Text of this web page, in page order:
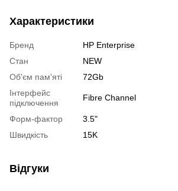
Характеристики
Бренд
HP Enterprise
Стан
NEW
Об'єм пам'яті
72Gb
Інтерфейс
підключення
Fibre Channel
Форм-фактор
3.5"
Швидкість
15K
Відгуки